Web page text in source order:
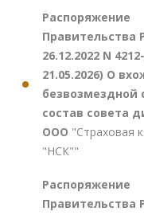
Распоряжение
Правительства
26.12.2022 N
21.05.2026) О
безвозмездной
состав совета
ООО "Страховая
"НСК""
Распоряжение
Правительства